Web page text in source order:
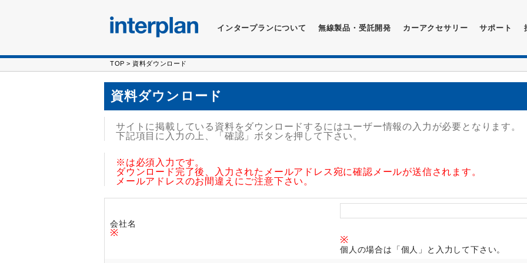
インタープランについて 無線製品・受託開発 カーアクセサリー サポート
TOP > 資料ダウンロード
資料ダウンロード
サイトに掲載している資料をダウンロードするにはユーザー情報の入力が必要となります。
下記項目に入力の上、「確認」ボタンを押して下さい。
※ は必須入力です。
ダウンロード完了後、入力されたメールアドレス宛に確認メールが送信されます。
メールアドレスのお間違えにご注意下さい。
会社名
※
※
個人の場合は「個人」と入力して下さい。